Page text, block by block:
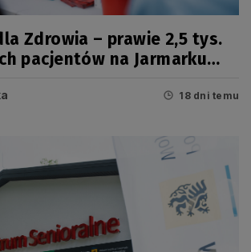
Zdrowia – prawie 2,5 tys.
pacjentów na Jarmarku
18 dni temu